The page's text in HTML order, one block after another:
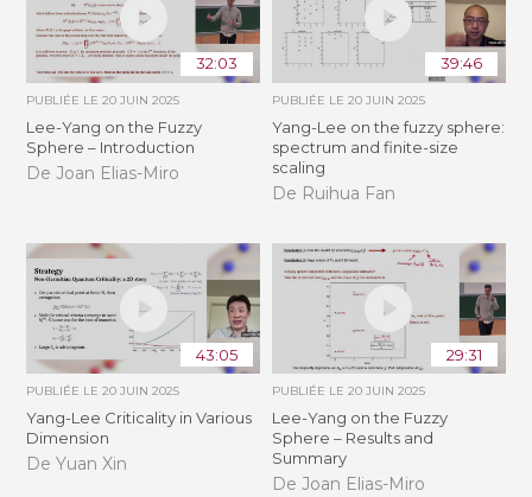
32:03
PUBLIÉE LE20 JUIN 2025
Lee-Yang on the Fuzzy
Sphere – Introduction
De Joan Elias-Miro
39:46
PUBLIÉE LE 20 JUIN 2025
Yang-Lee on the fuzzy sphere:
spectrum and finite-size
scaling
De Ruihua Fan
43:05
PUBLIÉE LE20 JUIN 2025
Yang-Lee Criticality in Various
Dimension
De Yuan Xin
29:31
PUBLIÉE LE 20 JUIN 2025
Lee-Yang on the Fuzzy
Sphere – Results and
Summary
De Joan Elias-Miro